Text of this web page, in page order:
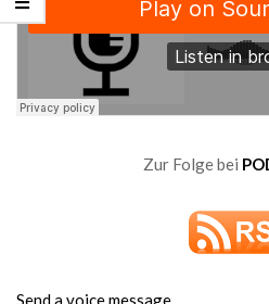
Zur Folge bei
Send a voice message